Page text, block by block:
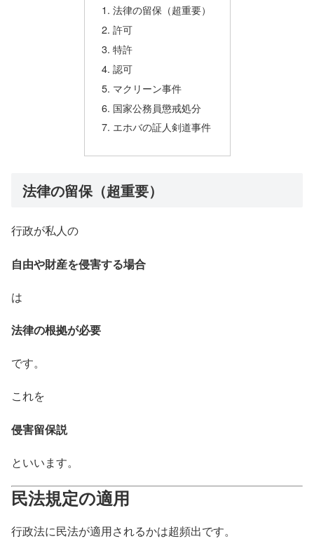
法律の留保（超重要）
許可
特許
認可
マクリーン事件
国家公務員懲戒処分
エホバの証人剣道事件
法律の留保（超重要）
行政が私人の
自由や財産を侵害する場合
は
法律の根拠が必要
です。
これを
侵害留保説
といいます。
民法規定の適用
行政法に民法が適用されるかは超頻出です。